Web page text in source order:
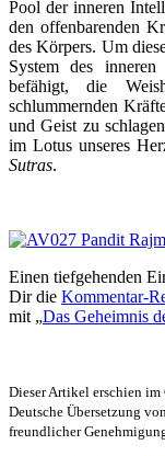
Pool der inneren
den offenbarenden
des Körpers. Um
System des
befähigt, die
schlummernden
und Geist zu
im Lotus unseres
Sutras.
Einen tiefgehenden
Dir die Kommentar-
mit „Das Geheimnis
Dieser Artikel erschien
Deutsche Übersetzung
freundlicher